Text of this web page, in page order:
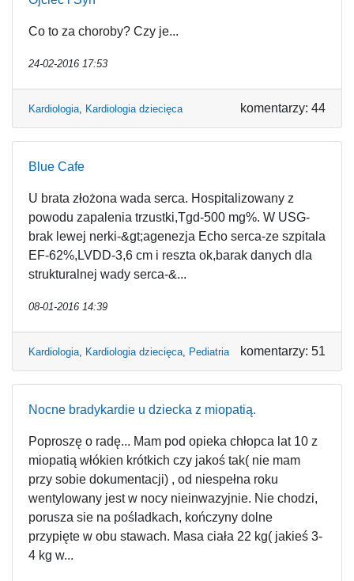
Co to za choroby? Czy je...
24-02-2016 17:53
Kardiologia, Kardiologia dziecięca komentarzy: 44
Blue Cafe
U brata złożona wada serca. Hospitalizowany z
powodu zapalenia trzustki,Tgd-500 mg%. W USG-
brak lewej nerki-&gt;agenezja Echo serca-ze szpitala
EF-62%,LVDD-3,6 cm i reszta ok,barak danych dla
strukturalnej wady serca-&...
08-01-2016 14:39
Kardiologia, Kardiologia dziecięca, Pediatria komentarzy: 51
Nocne bradykardie u dziecka z miopatią.
Poproszę o radę... Mam pod opieka chłopca lat 10 z
miopatią włókien krótkich czy jakoś tak( nie mam
przy sobie dokumentacji) , od niespełna roku
wentylowany jest w nocy nieinwazyjnie. Nie chodzi,
porusza sie na pośladkach, kończyny dolne
przypięte w obu stawach. Masa ciała 22 kg( jakieś 3-
4 kg w...